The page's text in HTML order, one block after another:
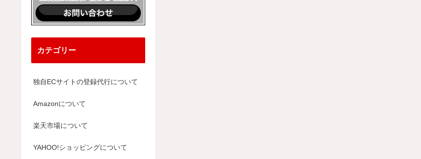
カテゴリー
独自ECサイトの登録代行について
Amazonについて
楽天市場について
YAHOO!ショッピングについて